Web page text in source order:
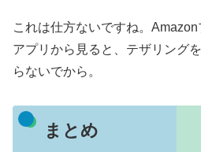
これは仕方ないですね。
アプリから見ると、テザリング
らないでから。
まとめ